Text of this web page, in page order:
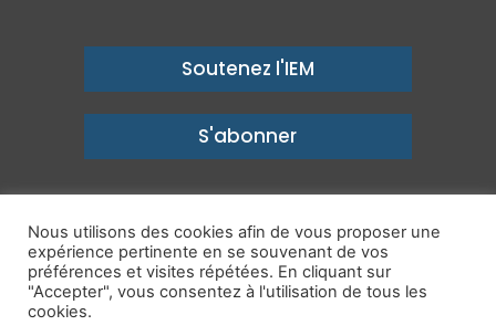
Soutenez l'IEM
S'abonner
© Copyright 2026, Institut économique Molinari - Des idées pour
un avenir prospère
Nous utilisons des cookies afin de vous proposer une
expérience pertinente en se souvenant de vos
préférences et visites répétées. En cliquant sur
"Accepter", vous consentez à l'utilisation de tous les
cookies.